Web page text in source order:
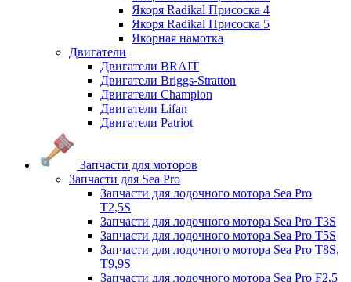
Якоря Radikal Присоска 4
Якоря Radikal Присоска 5
Якорная намотка
Двигатели
Двигатели BRAIT
Двигатели Briggs-Stratton
Двигатели Champion
Двигатели Lifan
Двигатели Patriot
Запчасти для моторов
Запчасти для Sea Pro
Запчасти для лодочного мотора Sea Pro
Т2,5S
Запчасти для лодочного мотора Sea Pro Т3S
Запчасти для лодочного мотора Sea Pro Т5S
Запчасти для лодочного мотора Sea Pro Т8S,
T9,9S
Запчасти для лодочного мотора Sea Pro F2,5